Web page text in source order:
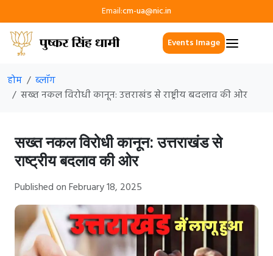
Email:cm-ua@nic.in
Events Image
होम
ब्लॉग
सख्त नकल विरोधी कानून: उत्तराखंड से राष्ट्रीय बदलाव की ओर
सख्त नकल विरोधी कानून: उत्तराखंड से
राष्ट्रीय बदलाव की ओर
Published on February 18, 2025